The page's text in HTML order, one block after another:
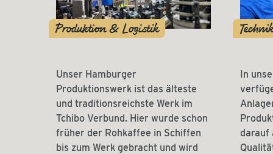
Produktion & Logistik
Unser Hamburger
Produktionswerk ist das älteste
und traditionsreichste Werk im
Tchibo Verbund. Hier wurde schon
früher der Rohkaffee in Schiffen
bis zum Werk gebracht und wird
Technik
In
darauf